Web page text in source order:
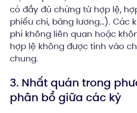
có đầy đủ chứng từ hợp lệ,
phiếu chi, bảng lương…). Các
phí không liên quan hoặc
hợp lệ không được tính vào
chung.
3. Nhất quán trong
phân bổ giữa các kỳ